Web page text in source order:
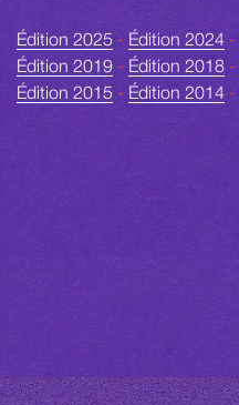
Édition 2025 - Édition 2024 -
Édition 2019 - Édition 2018 -
Édition 2015 - Édition 2014 -